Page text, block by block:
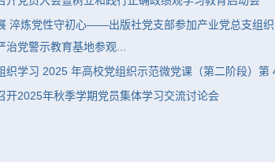
淬炼党性守初心——出版社党支部参加产业党总支组
治党警示教育基地参观...
织学习 2025 年高校党组织示范微党课（第二阶段）第
开2025年秋季学期党员集体学习交流讨论会